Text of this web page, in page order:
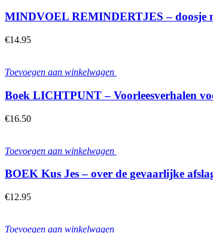
MINDVOEL REMINDERTJES – doosje
€14.95
Toevoegen aan winkelwagen
Boek LICHTPUNT – Voorleesverhalen
€16.50
Toevoegen aan winkelwagen
BOEK Kus Jes – over de gevaarlijke
€12.95
Toevoegen aan winkelwagen